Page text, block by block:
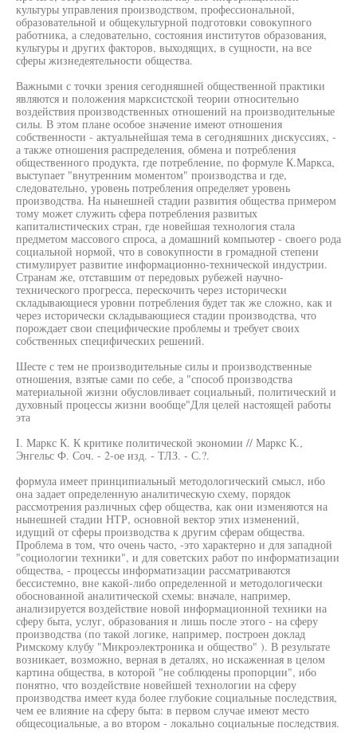
культуры управления производством, профессиональной,
образовательной и общекультурной подготовки совокупного
работника, а следовательно, состояния институтов образования,
культуры и других факторов, выходящих, в сущности, на все
сферы жизнедеятельности общества.
Важными с точки зрения сегодняшней общественной практики
являются и положения марксистской теории относительно
воздействия производственных отношений на производительные
силы. В этом плане особое значение имеют отношения
собственности - актуальнейшая тема в сегодняшних дискуссиях, -
а также отношения распределения, обмена и потребления
общественного продукта, где потребление, по формуле К.Маркса,
выступает "внутренним моментом" производства и где,
следовательно, уровень потребления определяет уровень
производства. На нынешней стадии развития общества примером
тому может служить сфера потребления развитых
капиталистических стран, где новейшая технология стала
предметом массового спроса, а домашний компьютер - своего рода
социальной нормой, что в совокупности в громадной степени
стимулирует развитие информационно-технической индустрии.
Странам же, отставшим от передовых рубежей научно-
технического прогресса, перескочить через исторически
складывающиеся уровни потребления будет так же сложно, как и
через исторически складывающиеся стадии производства, что
порождает свои специфические проблемы и требует своих
собственных специфических решений.
Шесте с тем не производительные силы и производственные
отношения, взятые сами по себе, а "способ производства
материальной жизни обусловливает социальный, политический и
духовный процессы жизни вообще"Для целей настоящей работы
эта
I. Маркс К. К критике политической экономии // Маркс К.,
Энгельс Ф. Соч. - 2-ое изд. - ТЛЗ. - С.?.
формула имеет принципиальный методологический смысл, ибо
она задает определенную аналитическую схему, порядок
рассмотрения различных сфер общества, как они изменяются на
нынешней стадии НТР, основной вектор этих изменений,
идущий от сферы производства к другим сферам общества.
Проблема в том, что очень часто, -это характерно и для западной
"социологии техники", и для советских работ по информатизации
общества, - процессы информатизации рассматриваются
бессистемно, вне какой-либо определенной и методологически
обоснованной аналитической схемы: вначале, например,
анализируется воздействие новой информационной техники на
сферу быта, услуг, образования и лишь после этого - на сферу
производства (по такой логике, например, построен доклад
Римскому клубу "Микроэлектроника и общество" ). В результате
возникает, возможно, верная в деталях, но искаженная в целом
картина общества, в которой "не соблюдены пропорции", ибо
понятно, что воздействие новейшей технологии на сферу
производства имеет куда более глубокие социальные последствия,
чем ее влияние на сферу быта: в первом случае имеют место
общесоциальные, а во втором - локально социальные последствия.